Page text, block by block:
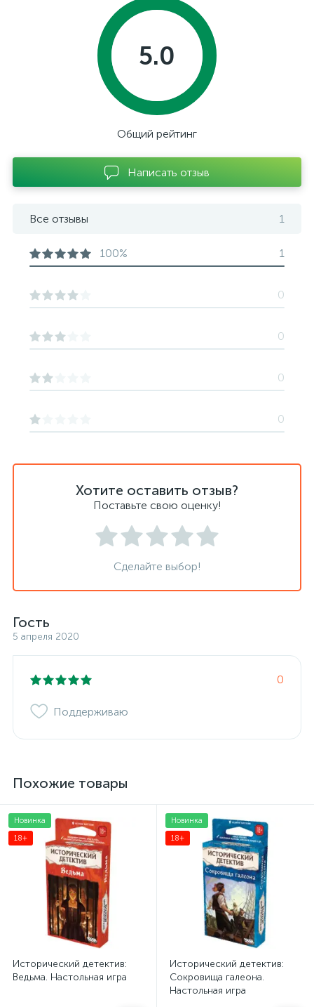
Хотите оставить отзыв?
Поставьте свою оценку!
Сделайте выбор!
Гость
5 апреля 2020
0
Поддерживаю
5.0
Общий рейтинг
Написать отзыв
Все отзывы 1
100% 1
0
0
0
0
Похожие товары
Новинка
18+
Исторический детектив:
Ведьма. Настольная игра
Новинка
18+
Исторический детектив:
Сокровища галеона.
Настольная игра